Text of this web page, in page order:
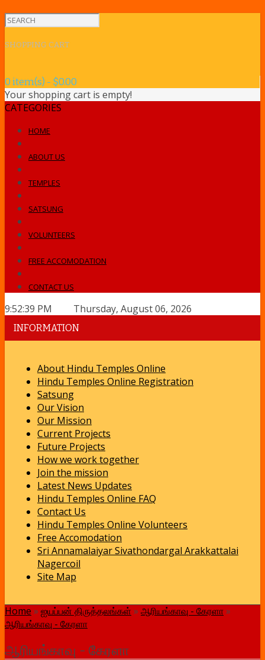
SHOPPING CART
0 item(s) - $0.00
Your shopping cart is empty!
CATEGORIES
HOME
ABOUT US
TEMPLES
SATSUNG
VOLUNTEERS
FREE ACCOMODATION
CONTACT US
9:52:40 PM Thursday, August 06, 2026
INFORMATION
About Hindu Temples Online
Hindu Temples Online Registration
Satsung
Our Vision
Our Mission
Current Projects
Future Projects
How we work together
Join the mission
Latest News Updates
Hindu Temples Online FAQ
Contact Us
Hindu Temples Online Volunteers
Free Accomodation
Sri Annamalaiyar Sivathondargal Arakkattalai
Nagercoil
Site Map
Home » ஐயப்பன் திருத்தலங்கள் » ஆரியங்காவு - கேரளா»
ஆரியங்காவு - கேரளா
ஆரியங்காவு - கேரளா